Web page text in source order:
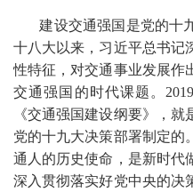
建设交通强国是党的十
十八大以来，习近平总书记
性特征，对交通事业发展作
交通强国的时代课题。
《交通强国建设纲要》，
党的十九大决策部署制定的
通人的历史使命，是新时代
深入贯彻落实好党中央的决